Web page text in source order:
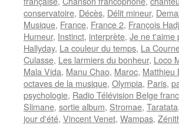
conservatoire, Décès, Délit mineur,
Musique, France, France 2, François
Humeur, Instinct, interprète, Je ne t'aime
Hallyday, La couleur du temps, La
Culasse, Les larmiers du bonheur, Loco
Mala Vida, Manu Chao, Maroc, Matthieu
octaves de la musique, Olympia, Paris,
psychologie, Radio Télévision Belge
Slimane, sortie album, Stromae, Taratata,
jour d'été, Vincent Venet, Wampas,